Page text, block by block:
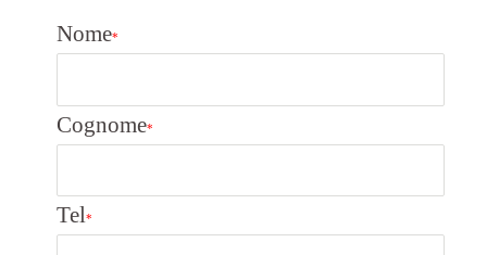
Nome*
Cognome*
Tel*